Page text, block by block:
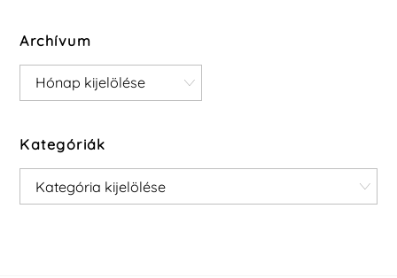
Archívum
Archívum
Kategóriák
Kategóriák